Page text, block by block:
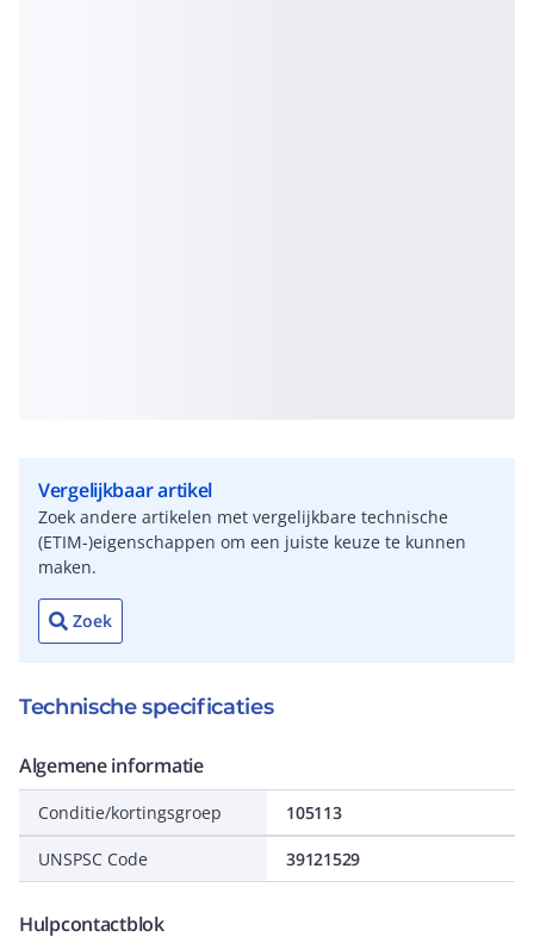
Vergelijkbaar artikel
Zoek andere artikelen met vergelijkbare technische
(ETIM-)eigenschappen om een juiste keuze te kunnen
maken.
Zoek
Technische specificaties
Algemene informatie
Conditie/kortingsgroep 105113
UNSPSC Code 39121529
Hulpcontactblok